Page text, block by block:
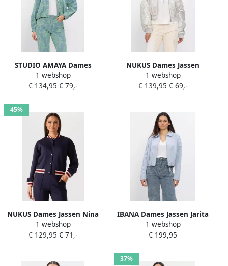
STUDIO AMAYA Dames
Jassen Layla Lichtblauw
1 webshop
€ 134,95 € 79,-
NUKUS Dames Jassen
Babette Bomber Zilver
1 webshop
€ 139,95 € 69,-
45%
NUKUS Dames Jassen Nina
Jacket Donkerblauw
1 webshop
€ 129,95 € 71,-
IBANA Dames Jassen Jarita
Lichtblauw
1 webshop
€ 199,95
37%